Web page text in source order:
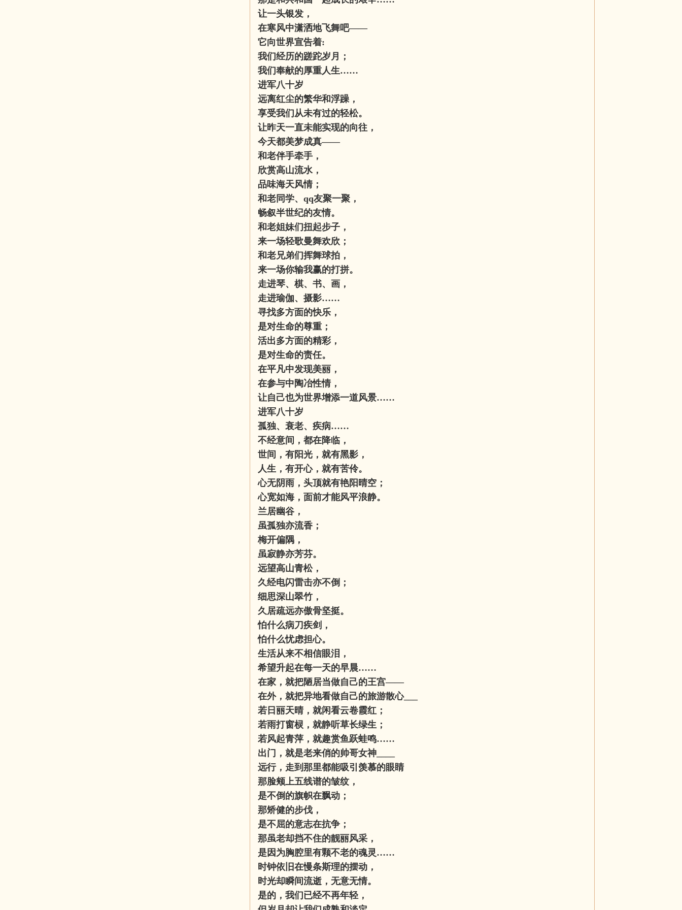
让一头银发，
在寒风中潇洒地飞舞吧——
它向世界宣告着:
我们经历的蹉跎岁月；
我们奉献的厚重人生……
进军八十岁
远离红尘的繁华和浮躁，
享受我们从未有过的轻松。
让昨天一直未能实现的向往，
今天都美梦成真——
和老伴手牵手，
欣赏高山流水，
品味海天风情；
和老同学、qq友聚一聚，
畅叙半世纪的友情。
和老姐妹们扭起步子，
来一场轻歌曼舞欢欣；
和老兄弟们挥舞球拍，
来一场你输我赢的打拼。
走进琴、棋、书、画，
走进瑜伽、摄影……
寻找多方面的快乐，
是对生命的尊重；
活出多方面的精彩，
是对生命的责任。
在平凡中发现美丽，
在参与中陶冶性情，
让自己也为世界增添一道风景……
进军八十岁
孤独、衰老、疾病……
不经意间，都在降临，
世间，有阳光，就有黑影，
人生，有开心，就有苦伶。
心无阴雨，头顶就有艳阳晴空；
心宽如海，面前才能风平浪静。
兰居幽谷，
虽孤独亦流香；
梅开偏隅，
虽寂静亦芳芬。
远望高山青松，
久经电闪雷击亦不倒；
细思深山翠竹，
久居疏远亦傲骨坚挺。
怕什么病刀疾剑，
怕什么忧虑担心。
生活从来不相信眼泪，
希望升起在每一天的早晨……
在家，就把陋居当做自己的王宫——
在外，就把异地看做自己的旅游散心___
若日丽天晴，就闲看云卷霞红；
若雨打窗棂，就静听草长绿生；
若风起青萍，就趣赏鱼跃蛙鸣……
出门，就是老来俏的帅哥女神____
远行，走到那里都能吸引羡慕的眼睛
那脸颊上五线谱的皱纹，
是不倒的旗帜在飘动；
那矫健的步伐，
是不屈的意志在抗争；
那虽老却挡不住的靓丽风采，
是因为胸腔里有颗不老的魂灵……
时钟依旧在慢条斯理的摆动，
时光却瞬间流逝，无意无情。
是的，我们已经不再年轻，